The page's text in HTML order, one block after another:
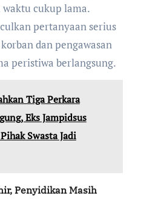
cukup lama.
pertanyaan serius
dan pengawasan
peristiwa berlangsung.
Tiga Perkara
Eks Jampidsus
Swasta Jadi
Penyidikan Masih